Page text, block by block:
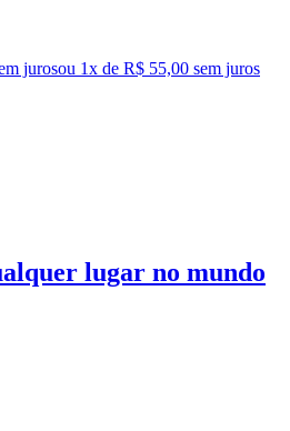
jurosou 1x de R$ 55,00 sem juros
lugar no mundo